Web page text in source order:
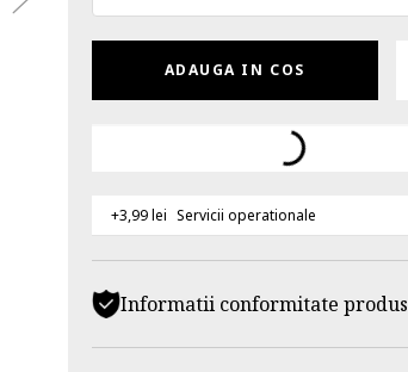
ADAUGA IN COS
+3,99 lei Servicii operationale
Informatii conformitate produs